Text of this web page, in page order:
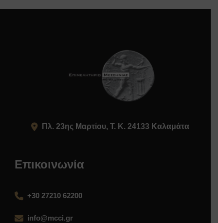
Πλ. 23ης Μαρτίου, Τ. Κ. 24133 Καλαμάτα
Επικοινωνία
+30 27210 62200
info@mcci.gr